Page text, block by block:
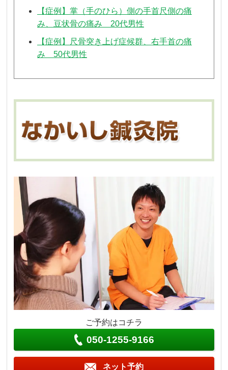
【症例】掌（手のひら）側の手首尺側の痛
み、豆状骨の痛み 20代男性
【症例】尺骨突き上げ症候群、右手首の痛
み 50代男性
ご予約はコチラ
050-1255-9166
ネット予約